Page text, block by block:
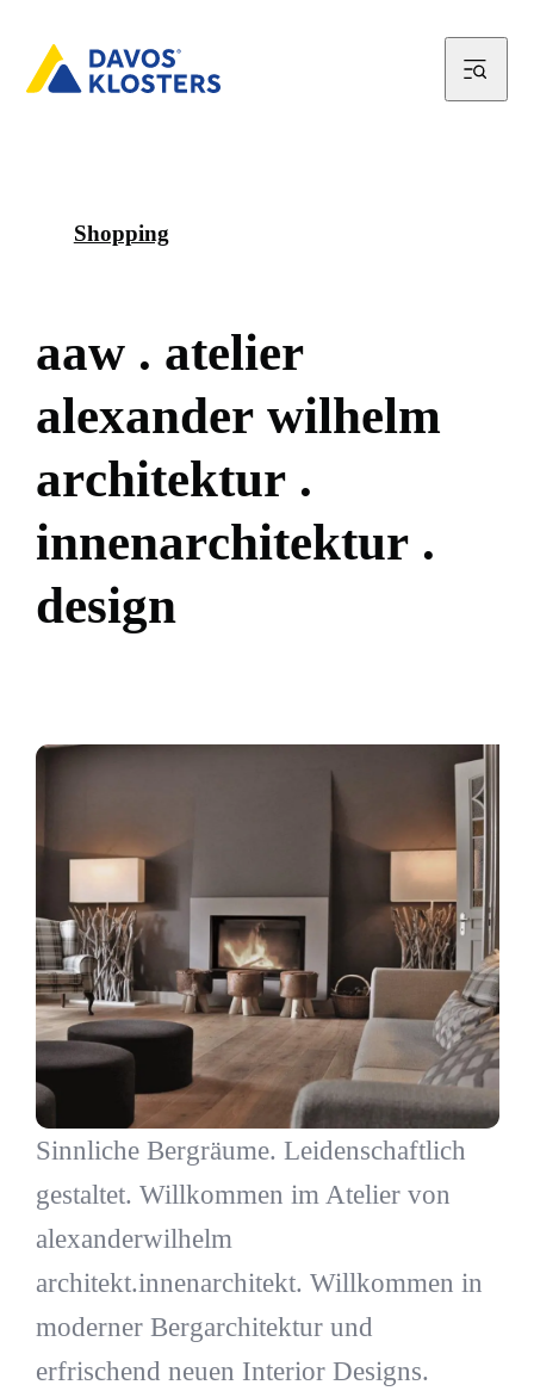
Shopping
aaw . atelier
alexander wilhelm
architektur .
innenarchitektur .
design
Sinnliche Bergräume. Leidenschaftlich
gestaltet. Willkommen im Atelier von
alexanderwilhelm
architekt.innenarchitekt. Willkommen in
moderner Bergarchitektur und
erfrischend neuen Interior Designs.